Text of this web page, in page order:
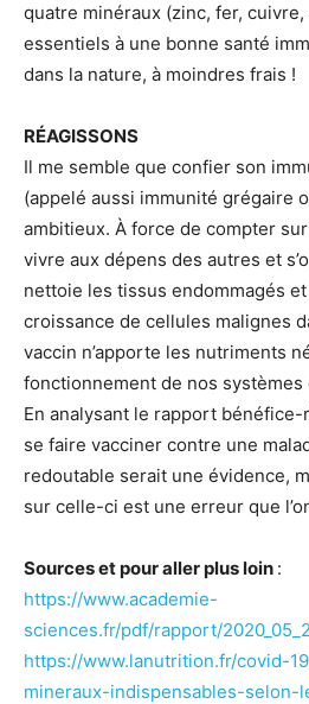
quatre minéraux (zinc, fer,
essentiels à une bonne santé
dans la nature, à moindres frais !
RÉAGISSONS
Il me semble que confier son
(appelé aussi immunité grégaire
ambitieux. À force de compter
vivre aux dépens des autres et
nettoie les tissus endommagés et
croissance de cellules malignes
vaccin n’apporte les nutriments
fonctionnement de nos systèmes
En analysant le rapport bénéfice-
se faire vacciner contre une
redoutable serait une évidence,
sur celle-ci est une erreur que
Sources et pour aller plus loin :
https://www.academie-
sciences.fr/pdf/rapport/
https://www.lanutrition.fr/covid-
mineraux-indispensables-selon-